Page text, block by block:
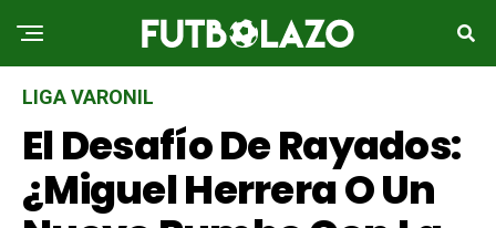
LIGA VARONIL
El Desafío De Rayados:
¿Miguel Herrera O Un